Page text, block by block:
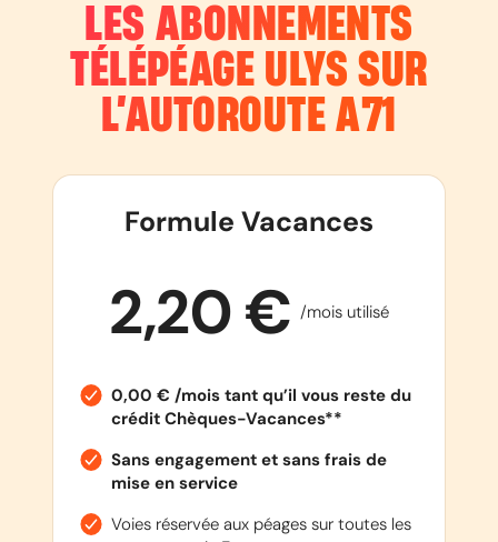
LES ABONNEMENTS
TÉLÉPÉAGE ULYS SUR
L’AUTOROUTEA71
Formule Vacances
2,20 € /mois utilisé
0,00 € /mois tant qu’il vous reste du
crédit Chèques-Vacances**
Sans engagement et sans frais de
mise en service
Voies réservée aux péages sur toutes les